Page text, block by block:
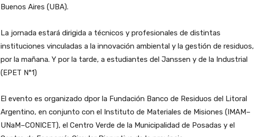
Buenos Aires (UBA).
La jornada estará dirigida a técnicos y profesionales de distintas
instituciones vinculadas a la innovación ambiental y la gestión de residuos,
por la mañana. Y por la tarde, a estudiantes del Janssen y de la Industrial
(EPET N°1)
El evento es organizado dpor la Fundación Banco de Residuos del Litoral
Argentino, en conjunto con el Instituto de Materiales de Misiones (IMAM–
UNaM–CONICET), el Centro Verde de la Municipalidad de Posadas y el